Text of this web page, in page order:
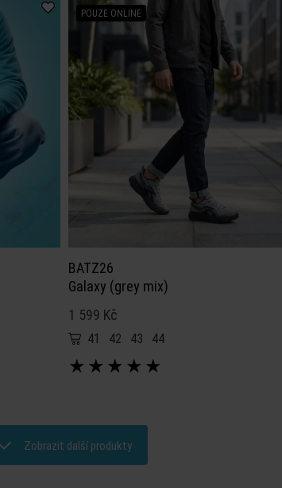
POUZE ONLINE
BATZ26
Galaxy (grey mix)
1 599 Kč
41 42 43 44
★ ★ ★ ★ ★
Zobrazit další produkty